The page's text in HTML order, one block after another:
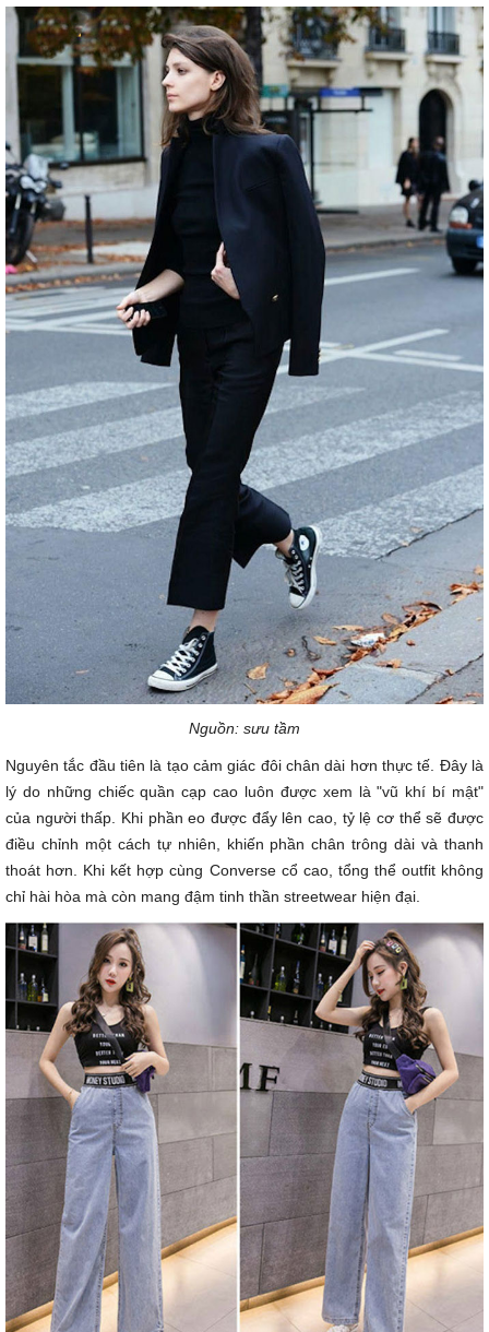
Nguồn: sưu tầm
Nguyên tắc đầu tiên là tạo cảm giác đôi chân dài hơn thực tế. Đây là
lý do những chiếc quần cạp cao luôn được xem là "vũ khí bí mật"
của người thấp. Khi phần eo được đẩy lên cao, tỷ lệ cơ thể sẽ được
điều chỉnh một cách tự nhiên, khiến phần chân trông dài và thanh
thoát hơn. Khi kết hợp cùng Converse cổ cao, tổng thể outfit không
chỉ hài hòa mà còn mang đậm tinh thần streetwear hiện đại.